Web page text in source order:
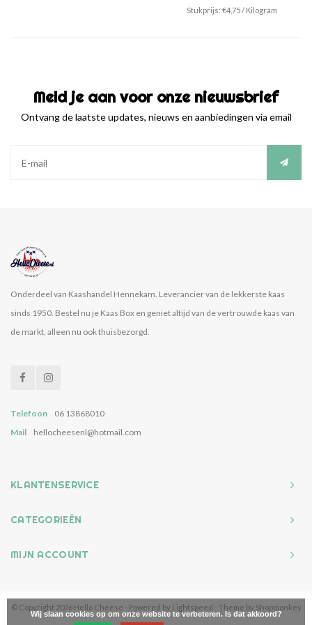
smaak. Voor de echte kaas eters die van de
Deze overheerlijke oude brokkelkaas is
ook lekker als je niet opzoek bent naar een
Stukprijs: €4,75/ Kilogram
Meld je aan voor onze nieuwsbrief
Ontvang de laatste updates, nieuws en aanbiedingen via email
Onderdeel van Kaashandel Hennekam. Leverancier van de lekkerste kaas
sinds 1950. Bestel nu je Kaas Box en geniet altijd van de vertrouwde kaas van
de markt, alleen nu ook thuisbezorgd.
Telefoon
06 13868010
Mail
hellocheesenl@hotmail.com
KLANTENSERVICE
CATEGORIEËN
MIJN ACCOUNT
© Copyright 2026 Hello Cheese - Powered by Lightspeed - Theme by Shopmonkey
Wij slaan cookies op om onze website te verbeteren. Is dat akkoord?